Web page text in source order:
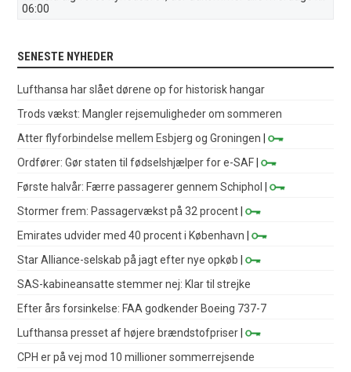
06:00
SENESTE NYHEDER
Lufthansa har slået dørene op for historisk hangar
Trods vækst: Mangler rejsemuligheder om sommeren
Atter flyforbindelse mellem Esbjerg og Groningen |
Ordfører: Gør staten til fødselshjælper for e-SAF |
Første halvår: Færre passagerer gennem Schiphol
|
Stormer frem: Passagervækst på 32 procent |
Emirates udvider med 40 procent i København |
Star Alliance-selskab på jagt efter nye opkøb |
SAS-kabineansatte stemmer nej: Klar til strejke
Efter års forsinkelse: FAA godkender Boeing 737-7
Lufthansa presset af højere brændstofpriser |
CPH er på vej mod 10 millioner sommerrejsende